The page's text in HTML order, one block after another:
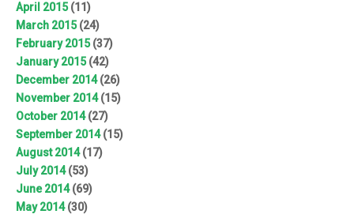
April 2015(11)
March 2015(24)
February 2015(37)
January 2015(42)
December 2014(26)
November 2014(15)
October 2014(27)
September 2014(15)
August 2014(17)
July 2014(53)
June 2014(69)
May 2014(30)